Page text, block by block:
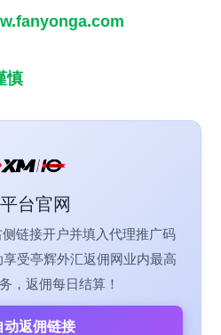
慎
台官网
链接开户并填入代理推广码
享受亭辉外汇返佣网业内最高
，返佣每日结算！
动返佣链接